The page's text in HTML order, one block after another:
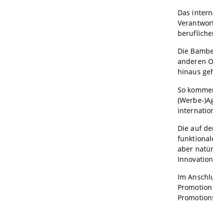
Das
Die
anderen
hinaus
So
(Werbe-
Die auf
aber
Im